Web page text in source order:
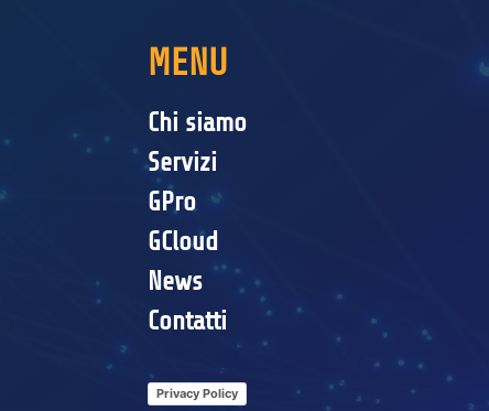
MENU
Chi siamo
Servizi
GPro
GCloud
News
Contatti
Privacy Policy